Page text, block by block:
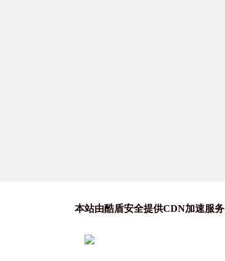
本站由酷盾安全提供CDN加速服务